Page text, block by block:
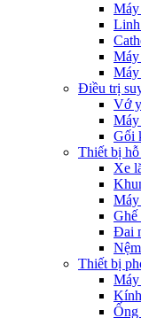
Máy
Máy
Máy
Điều trị
Vớ
Máy
Gối
Thiết bị
Xe
Máy
Ghế
Đai
Thiết bị
Ống